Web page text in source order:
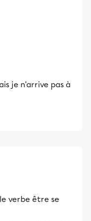
je n'arrive pas à
verbe être se